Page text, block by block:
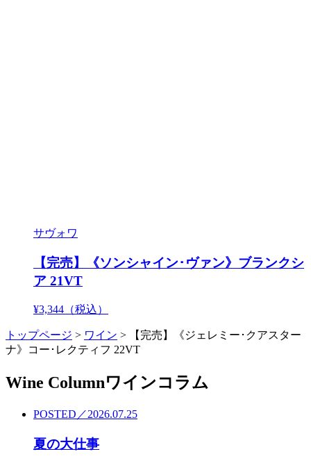
サヴォワ
【完売】《ソンシャイン･ヴァン》ブランクシ
ア 21VT
¥3,344 （税込）
トップページ > ワイン >
【完売】《ジェレミー･クアスター
ナ》コー･レクティフ 22VT
Wine Columnワインコラム
POSTED／2026.07.25
夏の大仕事